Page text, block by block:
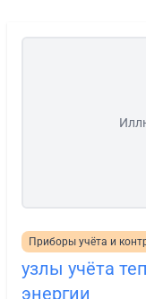
Приборы учёта и
узлы учёта
энергии